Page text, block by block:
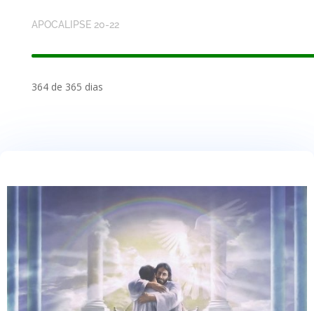
APOCALIPSE 20-22
364 de 365 dias